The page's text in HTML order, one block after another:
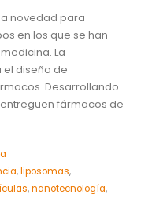
novedad para
en los que se han
La
el diseño de
Desarrollando
fármacos de
,liposomas,
,nanotecnología,